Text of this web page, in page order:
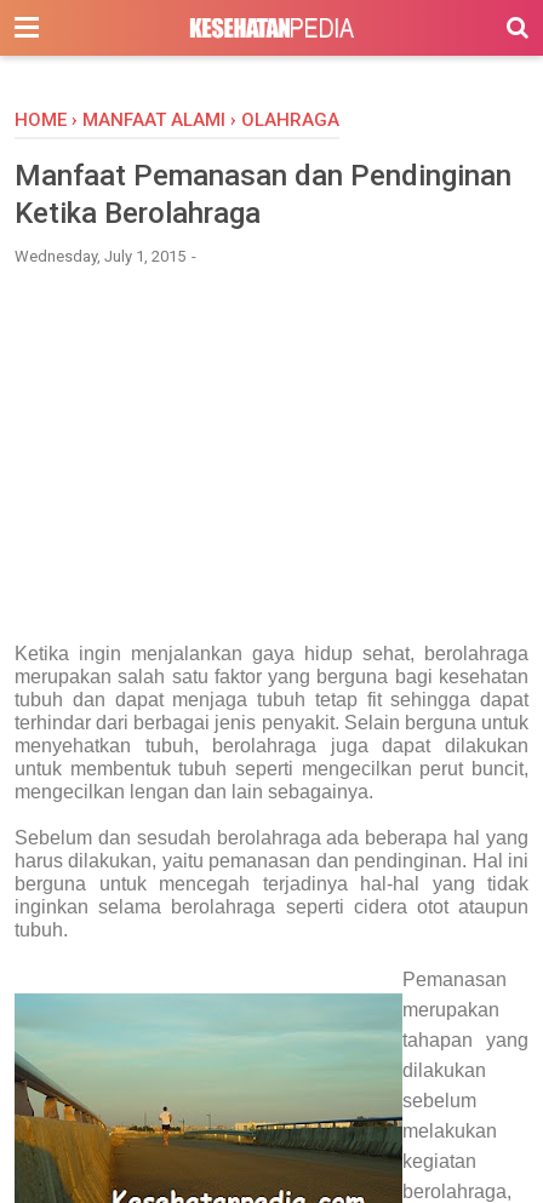
-->
HOME › MANFAAT ALAMI › OLAHRAGA
Manfaat Pemanasan dan Pendinginan
Ketika Berolahraga
Wednesday, July 1, 2015
Ketika ingin menjalankan gaya hidup sehat, berolahraga
merupakan salah satu faktor yang berguna bagi kesehatan
tubuh dan dapat menjaga tubuh tetap fit sehingga dapat
terhindar dari berbagai jenis penyakit. Selain berguna untuk
menyehatkan tubuh, berolahraga juga dapat dilakukan
untuk membentuk tubuh seperti mengecilkan perut buncit,
mengecilkan lengan dan lain sebagainya.
Sebelum dan sesudah berolahraga ada beberapa hal yang
harus dilakukan, yaitu pemanasan dan pendinginan. Hal ini
berguna untuk mencegah terjadinya hal-hal yang tidak
inginkan selama berolahraga seperti cidera otot ataupun
tubuh.
Pemanasan
merupakan
tahapan yang
dilakukan
sebelum
melakukan
kegiatan
berolahraga,